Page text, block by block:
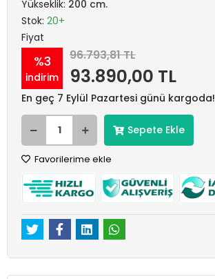
Yükseklik: 200 cm.
Stok: 20+
Fiyat
%3
indirim
96.793,81 TL
93.890,00 TL
En geç 7 Eylül Pazartesi günü kargoda!
Sepete Ekle
Favorilerime ekle